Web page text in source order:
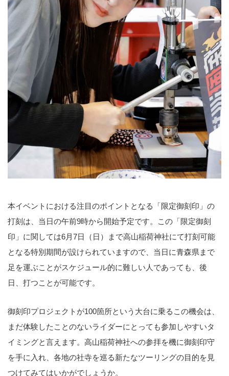
本イベントにおける注目のポイントとなる「限定御刻印」の
打刻は、当日の午前9時から開始予定です。この「限定御刻
印」に関しては6月7日（日）まで高山稲荷神社にて打刻可能
となる特別期間が設けられていますので、当日に青森県まで
足を運ぶことがスケジュール的に難しい人であっても、後
日、打つことが可能です。
御刻印プロジェクトが100箇所という大台に乗るこの機会は、
まだ体験したことのないライダーにとっても参加しやすいタ
イミングと言えます。高山稲荷神社への参拝を機に御刻印守
を手に入れ、各地の社寺を巡る新たなツーリングの目的を見
つけてみてはいかがでしょうか。